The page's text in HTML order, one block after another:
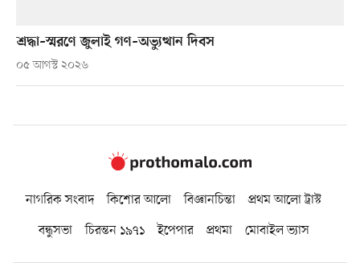
শ্রদ্ধা–স্মরণে জুলাই গণ–অভ্যুত্থান দিবস
০৫ আগস্ট ২০২৬
নাগরিক সংবাদ কিশোর আলো বিজ্ঞানচিন্তা
প্রথম আলো ট্রাস্ট
বন্ধুসভা
চিরন্তন ১৯৭১ ইপেপার প্রথমা মোবাইল ভ্যাস